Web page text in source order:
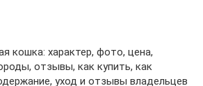
кошка: характер, фото, цена,
отзывы, как купить, как
уход и отзывы владельцев